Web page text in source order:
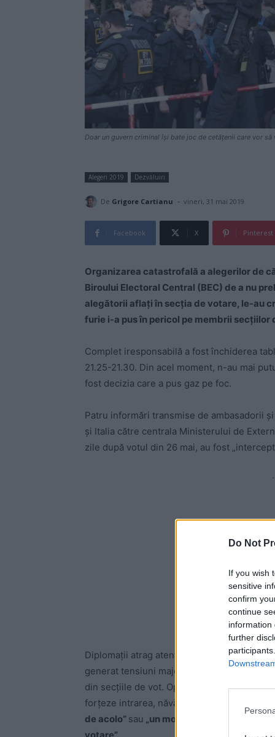
Do Not
If you wish
sensitive
confirm
continue
information
further
Doar un guvern criminal își bate joc de cetățenii care vor să
Alegeri 2019 Dezvăluiri
De Grigore Cartianu - vineri, 31 mai 2019
Facebook X Pinterest
Organizarea catastrofală a alegerilor de
Biroului Electoral Central (BEC) de a nu
alegătorii aflați în secția de votare, le-au
furie i-a pus în pericol pe membrii secțiilor
Complet iresponsabilă a fost închiderea
21.25-21.30. Din acel moment, n-au mai
fost decizia care a pus gaz pe foc.
Patru informări transmise de ambasadorii
și Italia către centrala Ministerului de
zile după votul din 26 mai, au fost
Diplomații atrag atenție că refuzul
generat tensiuni majore, care „
au pus în
din secțiile de vot. Oprirea votării la ora
forțeze intrarea, năvălind în secție și
de acolo” sau „un moment nu critic, ci de-